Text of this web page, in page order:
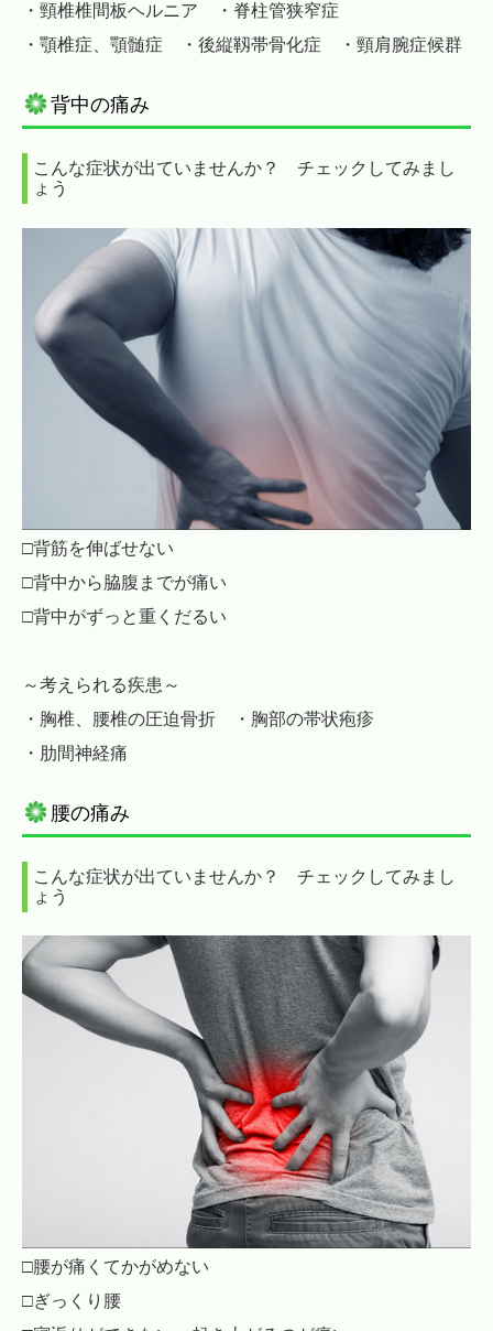
・頸椎椎間板ヘルニア ・脊柱管狭窄症
・顎椎症、顎髄症 ・後縦靱帯骨化症 ・頸肩腕症候群
背中の痛み
こんな症状が出ていませんか？ チェックしてみまし
ょう
□背筋を伸ばせない
□背中から脇腹までが痛い
□背中がずっと重くだるい
～考えられる疾患～
・胸椎、腰椎の圧迫骨折 ・胸部の帯状疱疹
・肋間神経痛
腰の痛み
こんな症状が出ていませんか？ チェックしてみまし
ょう
□腰が痛くてかがめない
□ぎっくり腰